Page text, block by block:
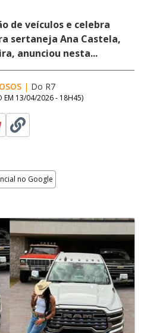
de veículos e celebra
sertaneja Ana Castela,
anunciou nesta...
| Do R7
EM 13/04/2026 - 18H45)
no Google